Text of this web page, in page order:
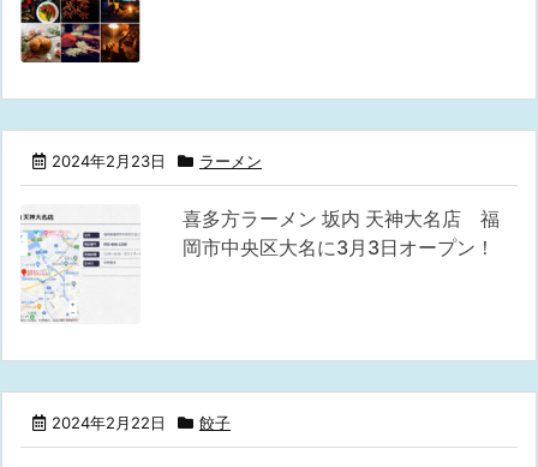
2024年2月23日 ラーメン
喜多方ラーメン 坂内 天神大名店 福
岡市中央区大名に3月3日オープン！
2024年2月22日 餃子